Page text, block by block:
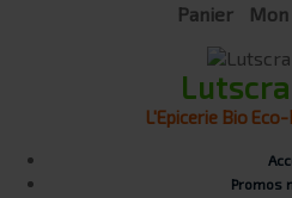
Panier
L'Epicerie Bio
Promos